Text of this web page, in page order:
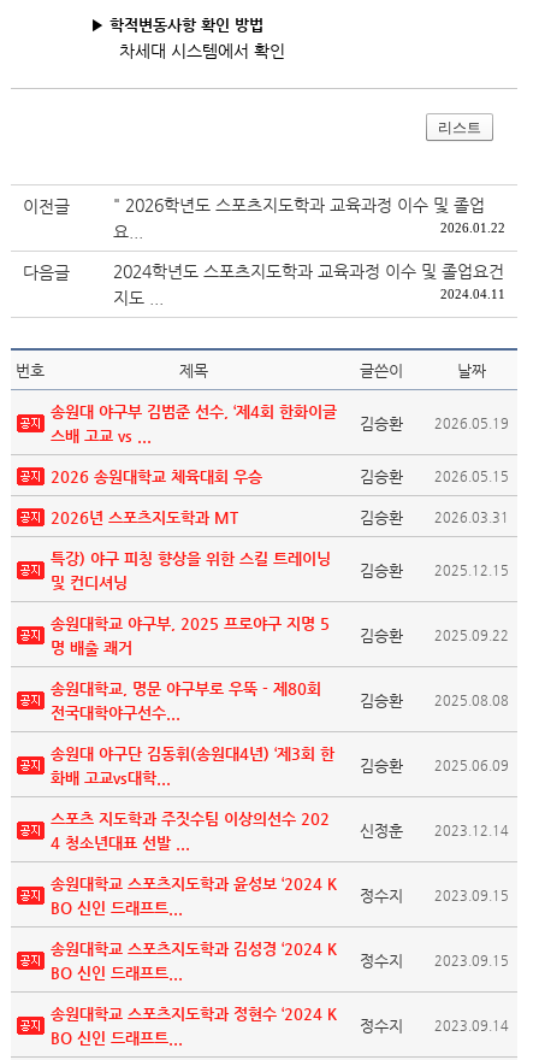
▶ 학적변동사항 확인 방법
차세대 시스템에서 확인
리스트
이전글
" 2026학년도 스포츠지도학과 교육과정 이수 및 졸업
요...
2026.01.22
다음글
2024학년도 스포츠지도학과 교육과정 이수 및 졸업요건
지도 ...
2024.04.11
번호 제목 글쓴이 날짜
송원대 야구부 김범준 선수, ‘제4회 한화이글
스배 고교 vs ...
김승환 2026.05.19
2026 송원대학교 체육대회 우승 김승환 2026.05.15
2026년 스포츠지도학과 MT 김승환 2026.03.31
특강) 야구 피칭 향상을 위한 스킬 트레이닝
및 컨디셔닝
김승환 2025.12.15
송원대학교 야구부, 2025 프로야구 지명 5
명 배출 쾌거
김승환 2025.09.22
송원대학교, 명문 야구부로 우뚝 - 제80회
전국대학야구선수...
김승환 2025.08.08
송원대 야구단 김동휘(송원대4년) ‘제3회 한
화배 고교vs대학...
김승환 2025.06.09
스포츠 지도학과 주짓수팀 이상의선수 202
4 청소년대표 선발 ...
신정훈 2023.12.14
송원대학교 스포츠지도학과 윤성보 ‘2024 K
BO 신인 드래프트...
정수지 2023.09.15
송원대학교 스포츠지도학과 김성경 ‘2024 K
BO 신인 드래프트...
정수지 2023.09.15
송원대학교 스포츠지도학과 정현수 ‘2024 K
BO 신인 드래프트...
정수지 2023.09.14